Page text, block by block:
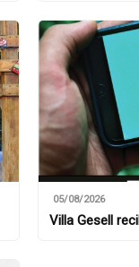
05/08/2026
Villa Gesell